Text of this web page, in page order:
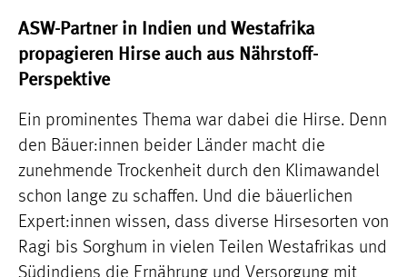
ASW-Partner in Indien und Westafrika
propagieren Hirse auch aus Nährstoff-
Perspektive
Ein prominentes Thema war dabei die Hirse. Denn
den Bäuer:innen beider Länder macht die
zunehmende Trockenheit durch den Klimawandel
schon lange zu schaffen. Und die bäuerlichen
Expert:innen wissen, dass diverse Hirsesorten von
Ragi bis Sorghum in vielen Teilen Westafrikas und
Südindiens die Ernährung und Versorgung mit